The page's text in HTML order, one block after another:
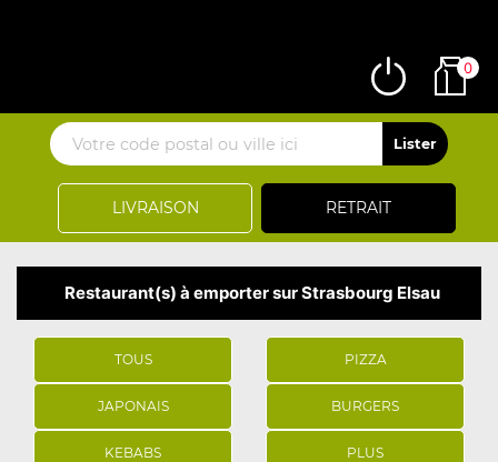
LIVRAISON RETRAIT
0
Restaurant(s) à emporter sur Strasbourg Elsau
TOUS PIZZA
JAPONAIS BURGERS
KEBABS PLUS